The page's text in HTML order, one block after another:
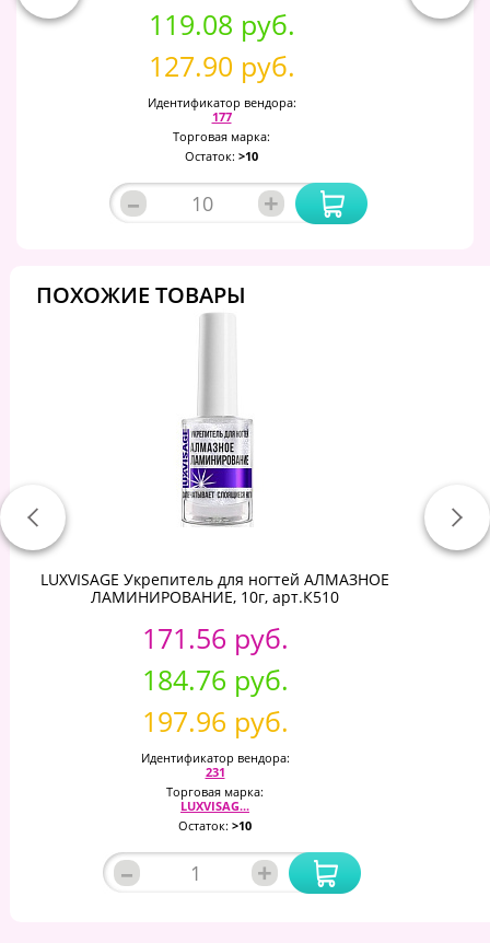
119.08 руб.
127.90 руб.
Идентификатор вендора:
177
Торговая марка:
Остаток: >10
– +
ПОХОЖИЕ ТОВАРЫ
LUXVISAGE Укрепитель для ногтей АЛМАЗНОЕ
ЛАМИНИРОВАНИЕ, 10г, арт.К510
171.56 руб.
184.76 руб.
197.96 руб.
Идентификатор вендора:
231
Торговая марка:
LUXVISAG...
Остаток: >10
– +